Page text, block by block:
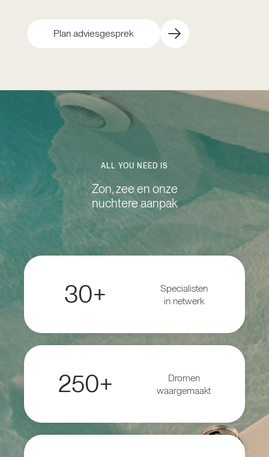
Plan adviesgesprek
ALL YOU NEED IS
Zon, zee en onze
nuchtere aanpak
30+
Specialisten
in netwerk
250+
Dromen
waargemaakt